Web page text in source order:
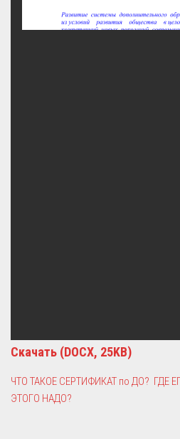
Скачать (DOCX, 25KB)
ЧТО ТАКОЕ СЕРТИФИКАТ по ДО? ГДЕ
ЭТОГО НАДО?